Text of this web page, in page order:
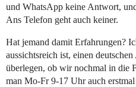
und WhatsApp keine Antwort,
Ans Telefon geht auch keiner.
Hat jemand damit Erfahrungen?
aussichtsreich ist, einen
überlegen, ob wir nochmal in die
man Mo-Fr 9-17 Uhr auch